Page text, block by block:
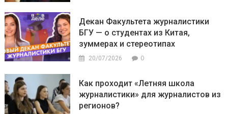
Декан Факультета журналистики
БГУ — о студентах из Китая,
зуммерах и стереотипах
20/07/2026 0
Как проходит «Летняя школа
журналистики» для журналистов из
регионов?